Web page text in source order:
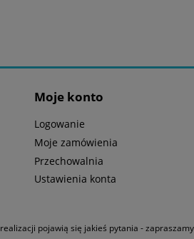
Moje konto
Logowanie
Moje zamówienia
Przechowalnia
Ustawienia konta
pojawią się jakieś pytania -